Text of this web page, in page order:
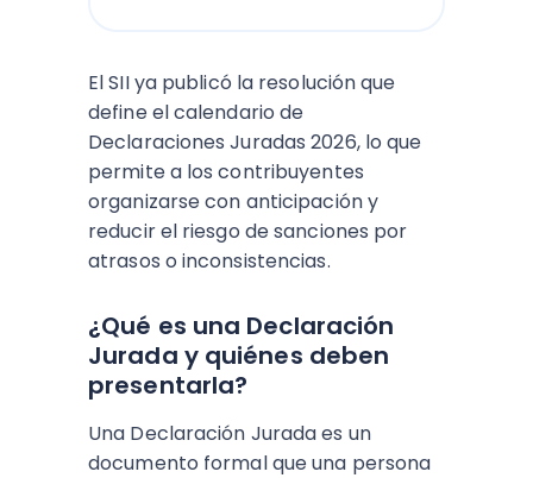
El SII ya publicó la resolución que
define el calendario de
Declaraciones Juradas 2026, lo que
permite a los contribuyentes
organizarse con anticipación y
reducir el riesgo de sanciones por
atrasos o inconsistencias.
¿Qué es una Declaración
Jurada y quiénes deben
presentarla?
Una Declaración Jurada es un
documento formal que una persona